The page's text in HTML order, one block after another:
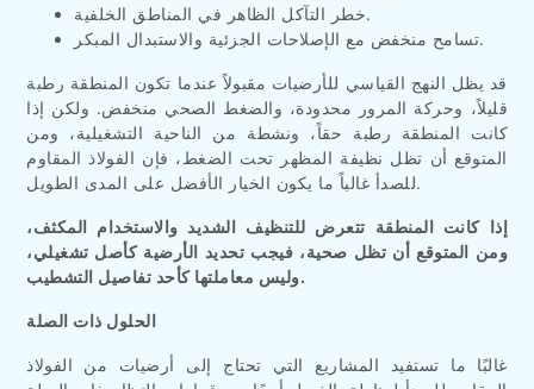
خطر التآكل الظاهر في المناطق الخلفية.
تسامح منخفض مع الإصلاحات الجزئية والاستبدال المبكر.
قد يظل النهج القياسي للأرضيات مقبولاً عندما تكون المنطقة رطبة
قليلاً، وحركة المرور محدودة، والضغط الصحي منخفض. ولكن إذا
كانت المنطقة رطبة حقاً، ونشطة من الناحية التشغيلية، ومن
المتوقع أن تظل نظيفة المظهر تحت الضغط، فإن الفولاذ المقاوم
للصدأ غالباً ما يكون الخيار الأفضل على المدى الطويل.
إذا كانت المنطقة تتعرض للتنظيف الشديد والاستخدام المكثف،
ومن المتوقع أن تظل صحية، فيجب تحديد الأرضية كأصل تشغيلي،
وليس معاملتها كأحد تفاصيل التشطيب.
الحلول ذات الصلة
غالبًا ما تستفيد المشاريع التي تحتاج إلى أرضيات من الفولاذ